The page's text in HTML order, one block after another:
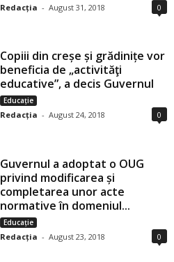
Redacția - August 31, 2018 0
Copiii din creșe și grădinițe vor
beneficia de „activităţi
educative”, a decis Guvernul
Educație
Redacția - August 24, 2018 0
Guvernul a adoptat o OUG
privind modificarea și
completarea unor acte
normative în domeniul...
Educație
Redacția - August 23, 2018 0